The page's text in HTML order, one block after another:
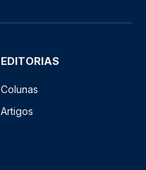
EDITORIAS
Colunas
Artigos